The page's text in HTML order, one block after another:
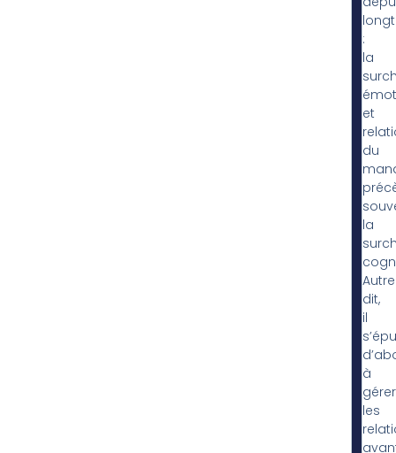
:
la
et
du
la
dit,
il
à
gérer
les